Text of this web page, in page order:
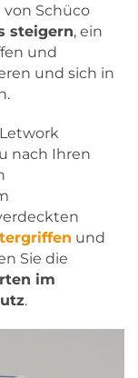
Schüco
steigern, ein
und
und sich in
nach Ihren
und
Sie die
im
.